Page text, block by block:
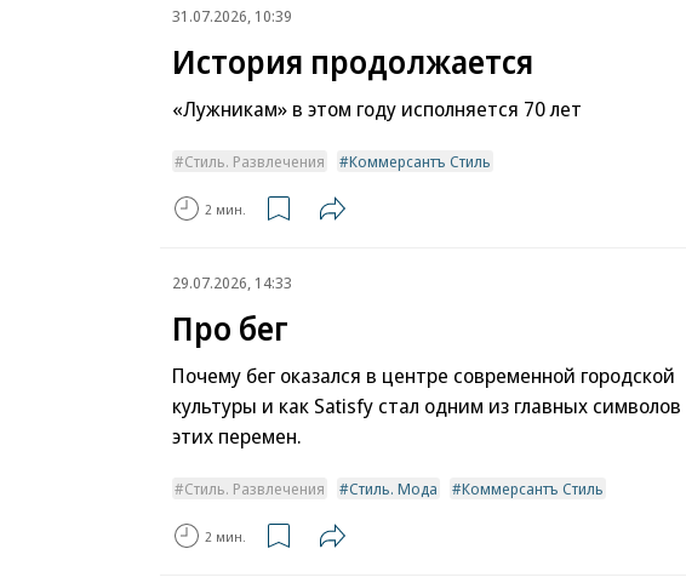
31.07.2026, 10:39
История продолжается
«Лужникам» в этом году исполняется 70 лет
Стиль. Развлечения Коммерсантъ Стиль
2 мин.
29.07.2026, 14:33
Про бег
Почему бег оказался в центре современной городской
культуры и как Satisfy стал одним из главных символов
этих перемен.
Стиль. Развлечения Стиль. Мода Коммерсантъ Стиль
2 мин.